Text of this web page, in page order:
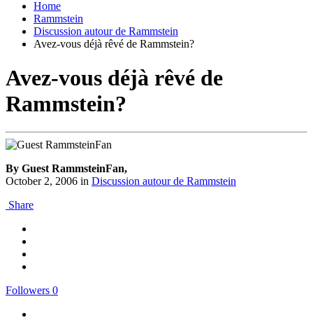
Home
Rammstein
Discussion autour de Rammstein
Avez-vous déjà rêvé de Rammstein?
Avez-vous déjà rêvé de
Rammstein?
By Guest RammsteinFan,
October 2, 2006 in Discussion autour de Rammstein
Share
Followers 0